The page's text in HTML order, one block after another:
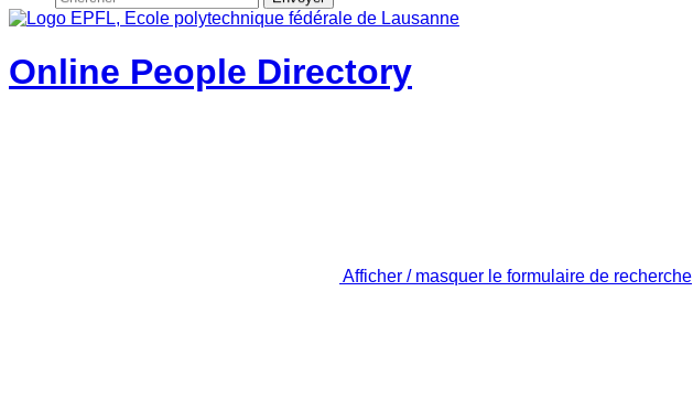
Online People Directory
Afficher / masquer le formulaire de recherche